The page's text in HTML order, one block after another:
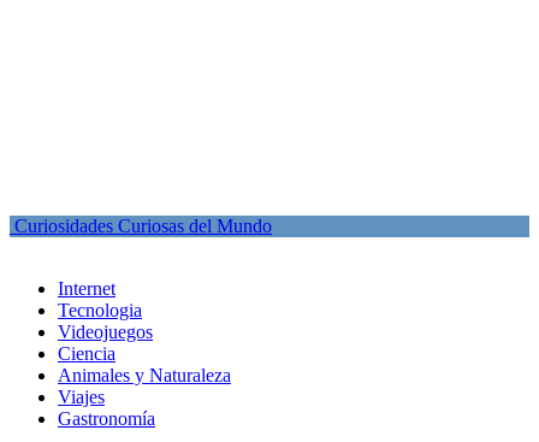
Curiosidades Curiosas del Mundo
Internet
Tecnologia
Videojuegos
Ciencia
Animales y Naturaleza
Viajes
Gastronomía